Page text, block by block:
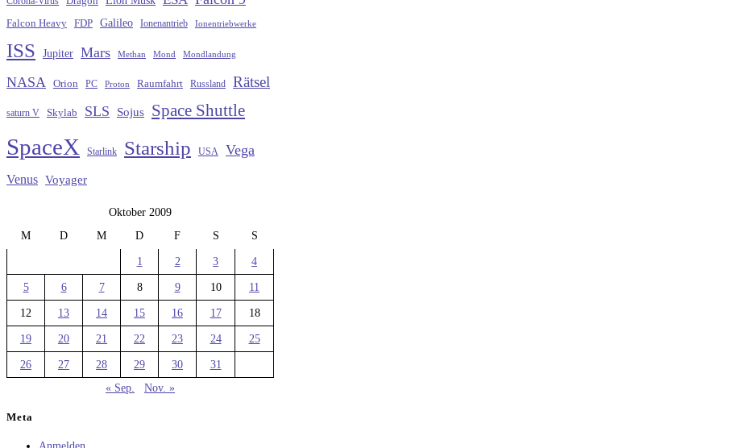
Falcon Heavy FDP Galileo Ionenantrieb Ionentriebwerke
ISS Jupiter Mars Methan Mond Mondlandung
NASA Orion PC Proton Raumfahrt Russland Rätsel
saturn V Skylab SLS Sojus Space Shuttle
SpaceX Starlink Starship USA Vega
Venus Voyager
Oktober 2009
M
D M D F S S
1 2 3 4
5 6 7 8 9 10 11
12 13 14 15 16 17 18
19 20 21 22 23 24 25
26 27 28 29 30
31
« Sep.
Nov. »
Meta